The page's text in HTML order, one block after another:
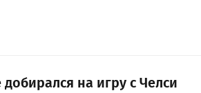
на игру с Челси